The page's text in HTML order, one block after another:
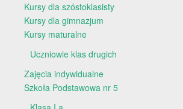
Kursy dla szóstoklasisty
Kursy dla gimnazjum
Kursy maturalne
Uczniowie klas drugich
Zajęcia indywidualne
Szkoła Podstawowa nr 5